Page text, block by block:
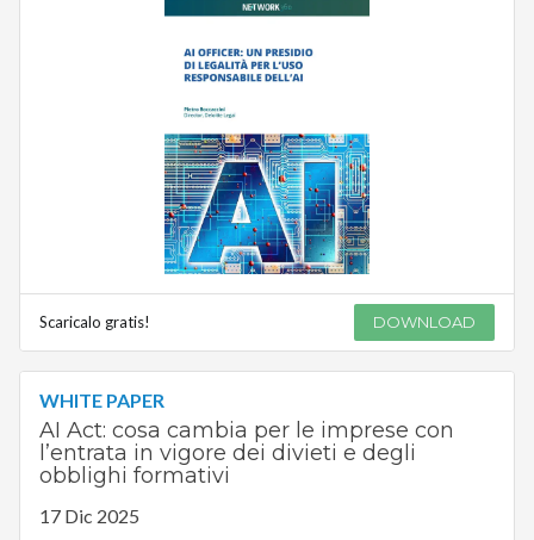
Scaricalo gratis! DOWNLOAD
WHITE PAPER
AI Act: cosa cambia per le imprese con
l’entrata in vigore dei divieti e degli
obblighi formativi
17 Dic 2025